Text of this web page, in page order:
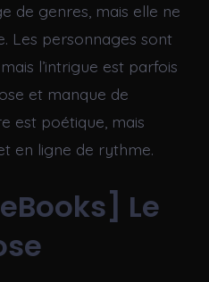
de genres, mais elle ne
Les personnages sont
l’intrigue est parfois
et manque de
est poétique, mais
en ligne de rythme.
eBooks] Le